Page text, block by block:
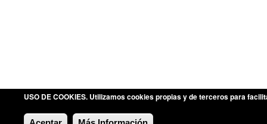
USO DE COOKIES. Utilizamos cookies propias y de terceros para